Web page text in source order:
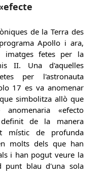
de la Terra des
Apol·lo i ara,
imatges fetes per la
II. Una d'aquelles
per l'astronauta
17 es va anomenar
simbolitza allò que
«efecto
de la manera
místic de profunda
molts dels que han
i han pogut veure la
punt blau d'una sola